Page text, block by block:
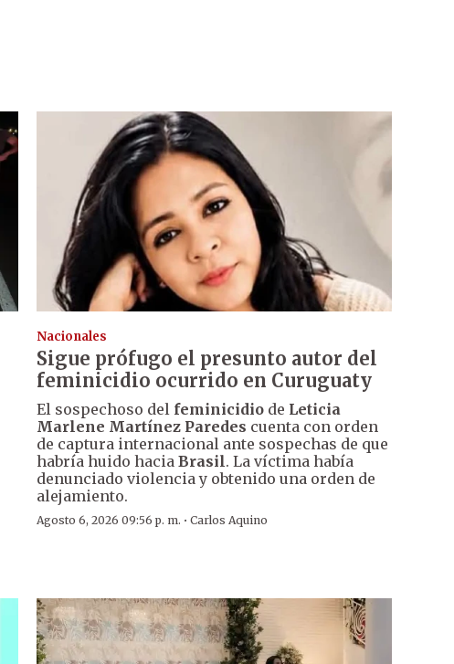
Nacionales
Sigue prófugo el presunto autor del
feminicidio ocurrido en Curuguaty
El sospechoso del feminicidiode Leticia
Marlene Martínez Paredes cuenta con orden
de captura internacional ante sospechas de que
habría huido hacia Brasil. La víctima había
denunciado violencia y obtenido una orden de
alejamiento.
Agosto 6, 2026 09:56 p. m. · Carlos Aquino